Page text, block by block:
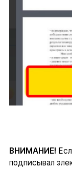
ВНИМАНИЕ!
подписывал